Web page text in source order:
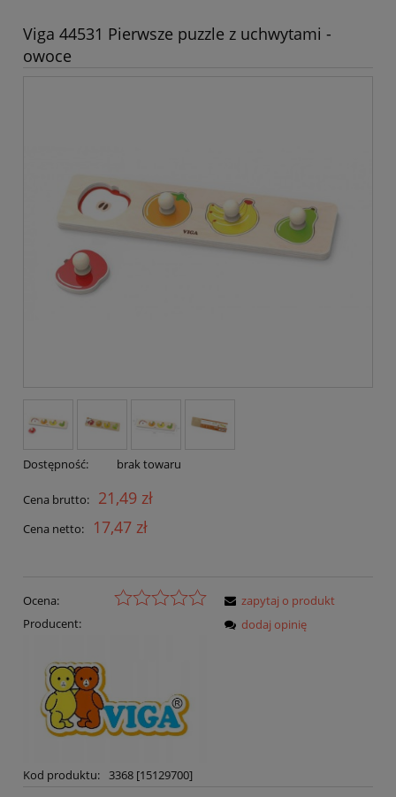
Viga 44531 Pierwsze puzzle z uchwytami -
owoce
Dostępność: brak towaru
Cena brutto: 21,49 zł
Cena netto: 17,47 zł
Ocena:
Producent:
Kod produktu: 3368 [15129700]
zapytaj o produkt
dodaj opinię